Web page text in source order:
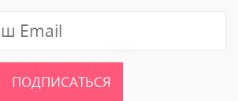
ПОДПИСАТЬСЯ